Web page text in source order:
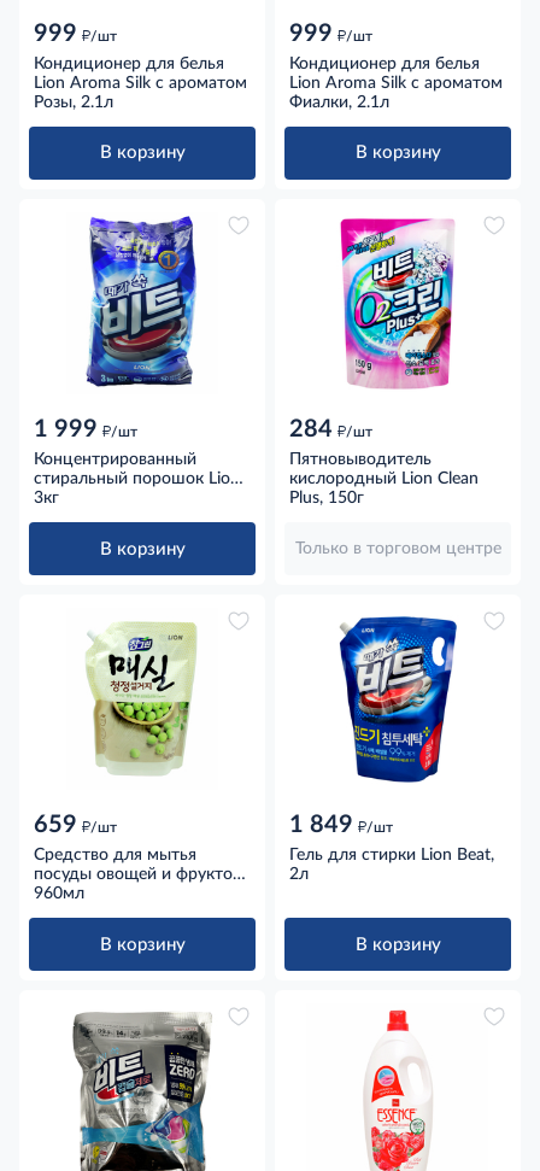
999 д/шт
Кондиционер для белья
Lion Aroma Silk с ароматом
Розы, 2.1л
В корзину
999 д/шт
Кондиционер для белья
Lion Aroma Silk с ароматом
Фиалки, 2.1л
В корзину
1 999 д/шт
Концентрированный
стиральный порошок Lion
Beat для ручной и
3кг
В корзину
284 д/шт
Пятновыводитель
кислородный Lion Clean
Plus, 150г
Только в торговом центре
659 д/шт
Средство для мытья
посуды овощей и фруктов
Lion Японский абрикос,
960мл
В корзину
1 849 д/шт
Гель для стирки Lion Beat,
2л
В корзину